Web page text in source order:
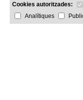
Cookies autoritzades:
Analítiques
c/